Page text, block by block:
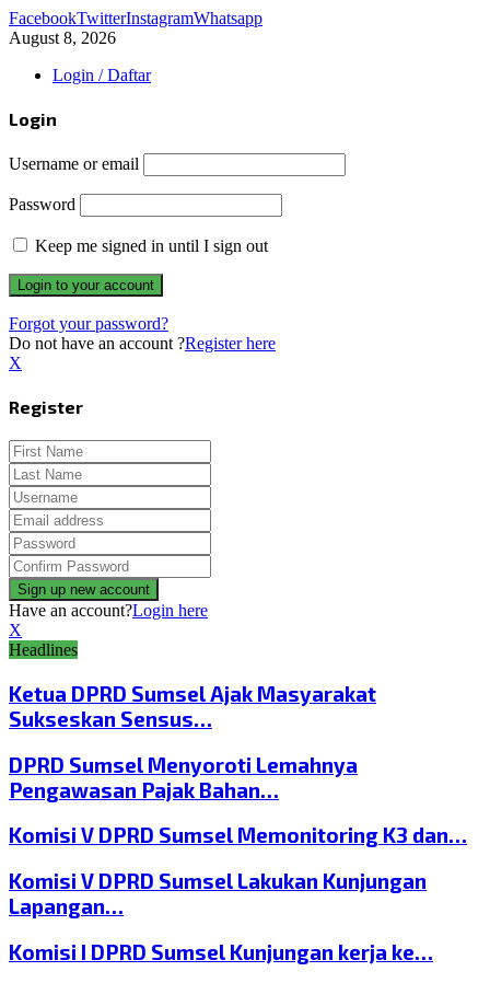
FacebookTwitterInstagramWhatsapp
August 8, 2026
Login / Daftar
Login
Username or email
Password
Keep me signed in until I sign out
Forgot your password?
Do not have an account ?Register here
X
Register
Have an account?Login here
X
Headlines
Ketua DPRD Sumsel Ajak Masyarakat
Sukseskan Sensus…
DPRD Sumsel Menyoroti Lemahnya
Pengawasan Pajak Bahan…
Komisi V DPRD Sumsel Memonitoring K3 dan…
Komisi V DPRD Sumsel Lakukan Kunjungan
Lapangan…
Komisi I DPRD Sumsel Kunjungan kerja ke…